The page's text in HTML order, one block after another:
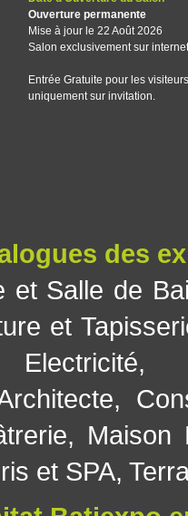
Ouverture permanente
Mise à jour le 22 Août 2026
Salon exclusivement sur internet
Entrée Gratuite pour les visiteurs
uniquement sur invitation.
des
et Salle de
et
Electricité
,
, Maison
et SPA,